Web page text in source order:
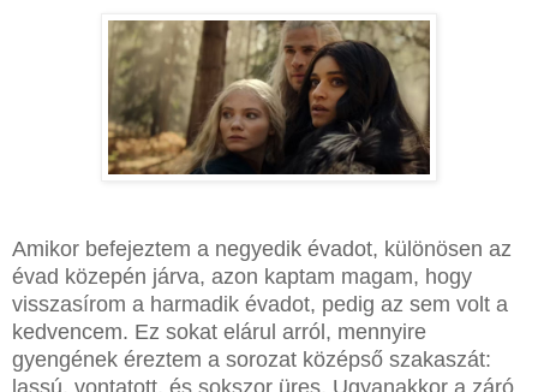
Amikor befejeztem a negyedik évadot, különösen az
évad közepén járva, azon kaptam magam, hogy
visszasírom a harmadik évadot, pedig az sem volt a
kedvencem. Ez sokat elárul arról, mennyire
gyengének éreztem a sorozat középső szakaszát:
lassú, vontatott, és sokszor üres. Ugyanakkor a záró